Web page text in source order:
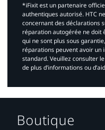
*iFixit est un partenaire
authentiques autorisé. HTC
concernant des déclarations
réparation autogérée ne doit
qui ne sont plus sous
réparations peuvent avoir un
standard. Veuillez consulter le
de plus d’informations ou
Boutique